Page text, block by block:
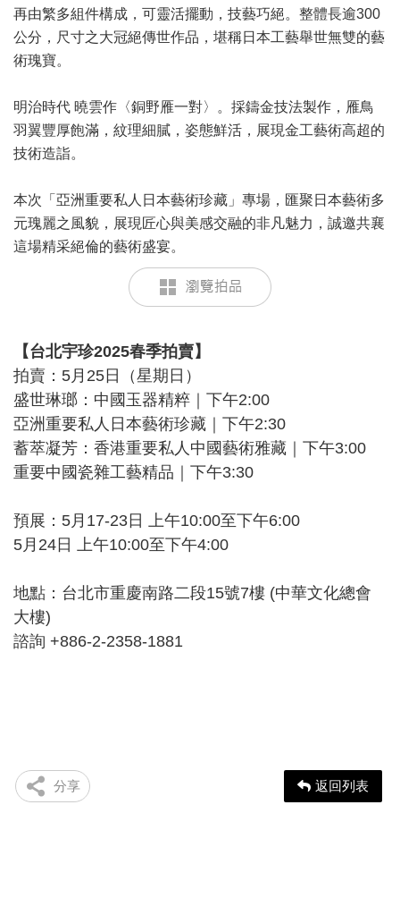
再由繁多組件構成，可靈活擺動，技藝巧絕。整體長逾300
公分，尺寸之大冠絕傳世作品，堪稱日本工藝舉世無雙的藝
術瑰寶。
明治時代 曉雲作〈銅野雁一對〉。採鑄金技法製作，雁鳥
羽翼豐厚飽滿，紋理細膩，姿態鮮活，展現金工藝術高超的
技術造詣。
本次「亞洲重要私人日本藝術珍藏」專場，匯聚日本藝術多
元瑰麗之風貌，展現匠心與美感交融的非凡魅力，誠邀共襄
這場精采絕倫的藝術盛宴。
【台北宇珍2025春季拍賣】
拍賣：5月25日（星期日）
盛世琳瑯：中國玉器精粹｜下午2:00
亞洲重要私人日本藝術珍藏｜下午2:30
蓄萃凝芳：香港重要私人中國藝術雅藏｜下午3:00
重要中國瓷雜工藝精品｜下午3:30
預展：5月17-23日 上午10:00至下午6:00
5月24日 上午10:00至下午4:00
地點：台北市重慶南路二段15號7樓 (中華文化總會
大樓)
諮詢 +886-2-2358-1881
分享 返回列表